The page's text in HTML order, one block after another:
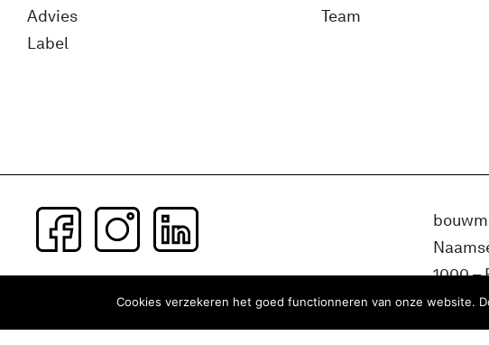
Advies
Label
Team
Subscribe to our newsletter
1000 –
België
Cookies verzekeren het goed functionneren van onze website.